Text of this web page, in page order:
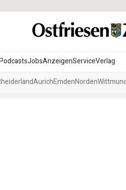
JobsAnzeigenServiceVerlag
AurichEmdenNorden